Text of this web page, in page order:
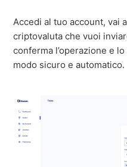
Accedi al tuo account, vai
criptovaluta che vuoi
conferma l’operazione e
modo sicuro e automatico.